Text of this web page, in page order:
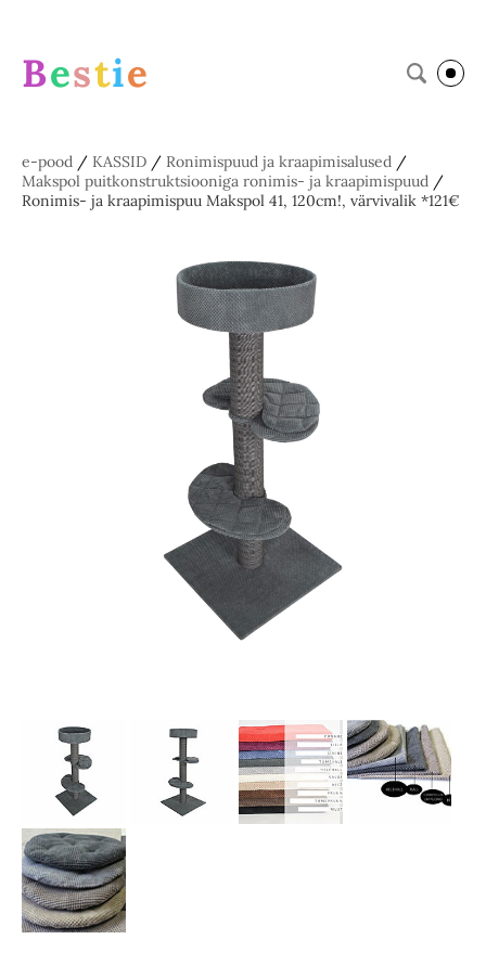
Bestie
e-pood / KASSID / Ronimispuud ja kraapimisalused /
Makspol puitkonstruktsiooniga ronimis- ja kraapimispuud /
Ronimis- ja kraapimispuu Makspol 41, 120cm!, värvivalik *121€